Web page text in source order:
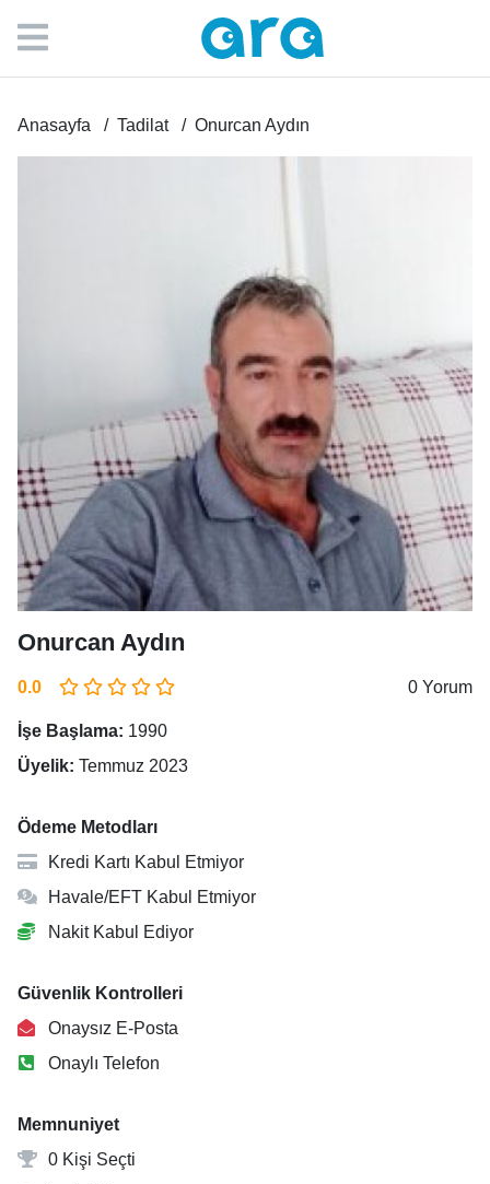
Anasayfa Tadilat Onurcan Aydın
Onurcan Aydın
0.0 0 Yorum
İşe Başlama: 1990
Üyelik: Temmuz 2023
Ödeme Metodları
Kredi Kartı Kabul Etmiyor
Havale/EFT Kabul Etmiyor
Nakit Kabul Ediyor
Güvenlik Kontrolleri
Onaysız E-Posta
Onaylı Telefon
Memnuniyet
0 Kişi Seçti